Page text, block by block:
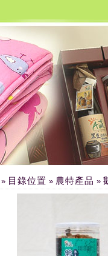
» 目錄位置 » 農特產品 »